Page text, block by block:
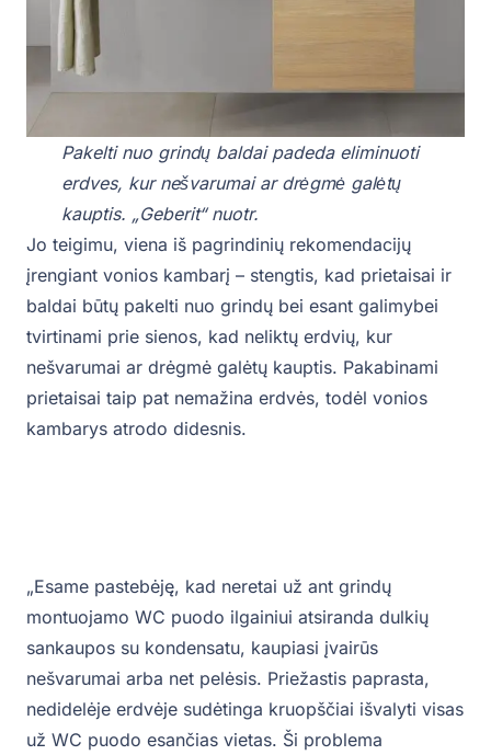
Pakelti nuo grindų baldai padeda eliminuoti
erdves, kur nešvarumai ar drėgmė galėtų
kauptis. „Geberit“ nuotr.
Jo teigimu, viena iš pagrindinių rekomendacijų
įrengiant vonios kambarį – stengtis, kad prietaisai ir
baldai būtų pakelti nuo grindų bei esant galimybei
tvirtinami prie sienos, kad neliktų erdvių, kur
nešvarumai ar drėgmė galėtų kauptis. Pakabinami
prietaisai taip pat nemažina erdvės, todėl vonios
kambarys atrodo didesnis.
„Esame pastebėję, kad neretai už ant grindų
montuojamo WC puodo ilgainiui atsiranda dulkių
sankaupos su kondensatu, kaupiasi įvairūs
nešvarumai arba net pelėsis. Priežastis paprasta,
nedidelėje erdvėje sudėtinga kruopščiai išvalyti visas
už WC puodo esančias vietas. Ši problema